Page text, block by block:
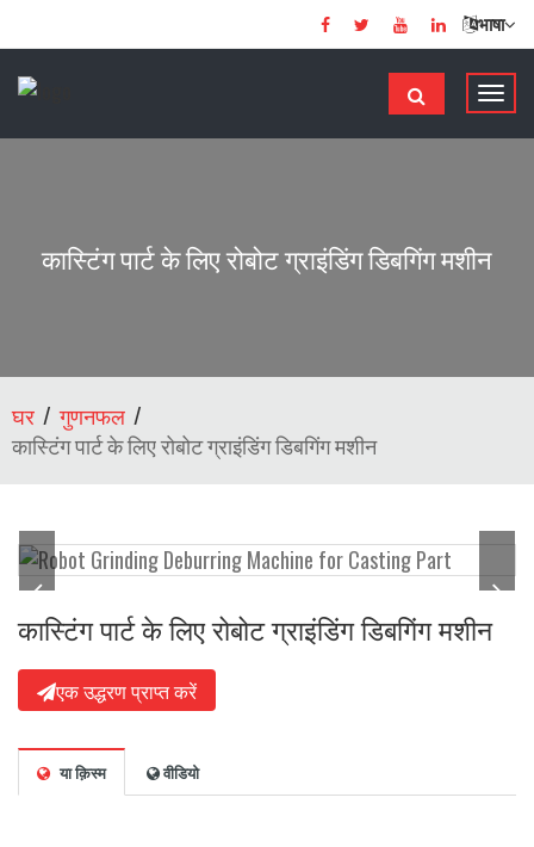
भाषा
टॉ
चा
कास्टिंग पार्ट के लिए रोबोट ग्राइंडिंग डिबगिंग मशीन
घर
गुणनफल
कास्टिंग पार्ट के लिए रोबोट ग्राइंडिंग डिबगिंग मशीन
कास्टिंग पार्ट के लिए रोबोट ग्राइंडिंग डिबगिंग मशीन
एक उद्धरण प्राप्त करें
या क़िस्‍म वीडियो